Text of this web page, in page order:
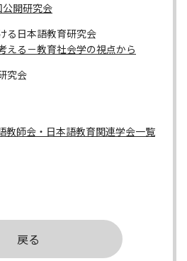
開研究会
る日本語教育研究会
える－教育社会学の視点から
究会
師会・日本語教育関連学会一覧
戻る